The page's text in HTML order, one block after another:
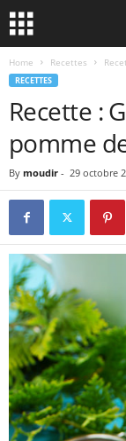
Home Recettes
RECETTES
Recette :
pomme
By moudir - 29 octobre